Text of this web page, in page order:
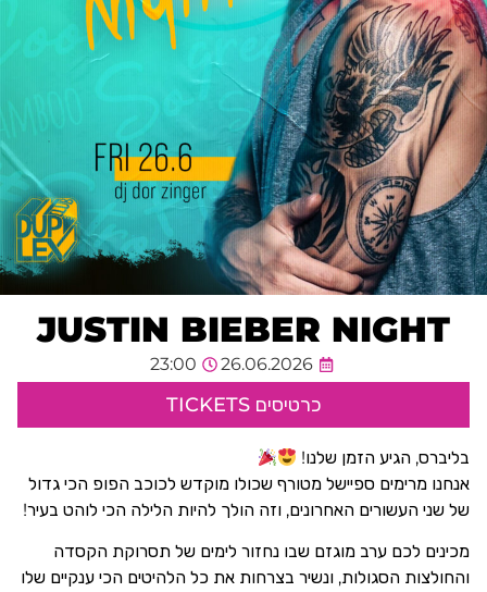
JUSTIN BIEBER NIGHT
26.06.2026
23:00
כרטיסים TICKETS
בליברס, הגיע הזמן שלנו!
אנחנו מרימים ספיישל מטורף שכולו מוקדש לכוכב הפופ הכי גדול
של שני העשורים האחרונים, וזה הולך להיות הלילה הכי לוהט בעיר!
מכינים לכם ערב מוגזם שבו נחזור לימים של תסרוקת הקסדה
והחולצות הסגולות, ונשיר בצרחות את כל הלהיטים הכי ענקיים שלו